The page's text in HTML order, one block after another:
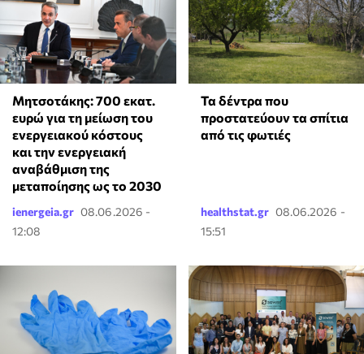
Μητσοτάκης: 700 εκατ.
ευρώ για τη μείωση του
ενεργειακού κόστους
και την ενεργειακή
αναβάθμιση της
μεταποίησης ως το 2030
ienergeia.gr 08.06.2026 -
12:08
Τα δέντρα που
προστατεύουν τα σπίτια
από τις φωτιές
healthstat.gr 08.06.2026 -
15:51